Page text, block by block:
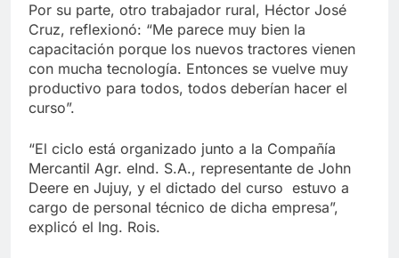
Por su parte, otro trabajador rural, Héctor José
Cruz, reflexionó: “Me parece muy bien la
capacitación porque los nuevos tractores vienen
con mucha tecnología. Entonces se vuelve muy
productivo para todos, todos deberían hacer el
curso”.
“El ciclo está organizado junto a la Compañía
Mercantil Agr. eInd. S.A., representante de John
Deere en Jujuy, y el dictado del curso estuvo a
cargo de personal técnico de dicha empresa”,
explicó el Ing. Rois.